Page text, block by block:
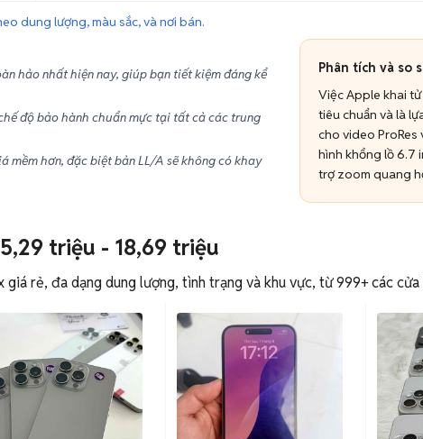
dung lượng, màu sắc, và nơi bán.
hảo nhất hiện nay, giúp bạn tiết kiệm đáng kể
độ bảo hành chuẩn mực tại tất cả các trung
mềm hơn, đặc biệt bản LL/A sẽ không có khay
Phân tích và so
Việc Apple khai tử
tiêu chuẩn và là
cho video ProRes
hình khổng lồ 6.7
trợ zoom quang
triệu - 18,69 triệu
giá rẻ, đa dạng dung lượng, tình trạng và khu vực, từ 999+ các